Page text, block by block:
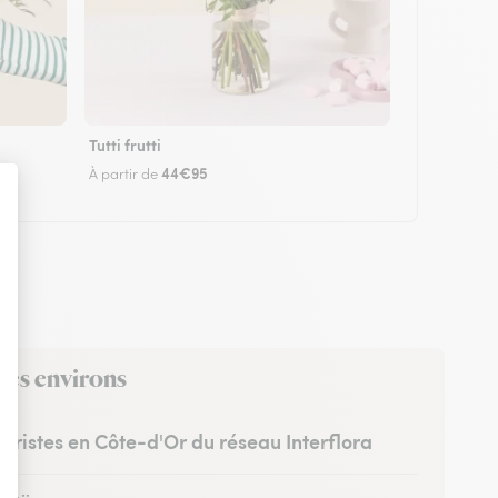
Tutti frutti
À partir de44€95
environs
en Côte-d'Or du réseau Interflora